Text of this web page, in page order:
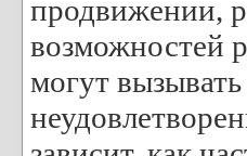
продвижении,
возможностей
могут